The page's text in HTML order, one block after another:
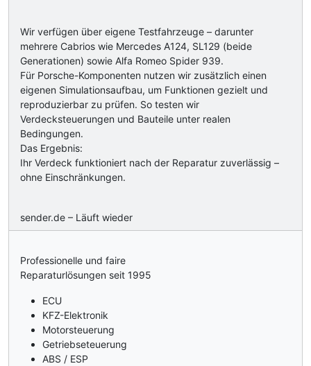
Wir verfügen über eigene Testfahrzeuge – darunter
mehrere Cabrios wie Mercedes A124, SL129 (beide
Generationen) sowie Alfa Romeo Spider 939.
Für Porsche-Komponenten nutzen wir zusätzlich einen
eigenen Simulationsaufbau, um Funktionen gezielt und
reproduzierbar zu prüfen. So testen wir
Verdecksteuerungen und Bauteile unter realen
Bedingungen.
Das Ergebnis:
Ihr Verdeck funktioniert nach der Reparatur zuverlässig –
ohne Einschränkungen.
sender.de – Läuft wieder
Professionelle und faire
Reparaturlösungen seit 1995
ECU
KFZ-Elektronik
Motorsteuerung
Getriebseteuerung
ABS / ESP